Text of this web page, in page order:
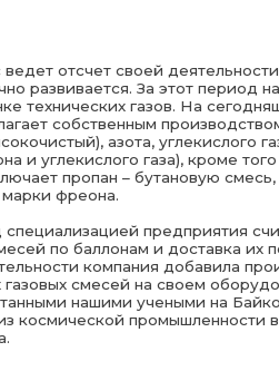
учеными на Байконуре, а
промышленности в другие
Квалифицированный